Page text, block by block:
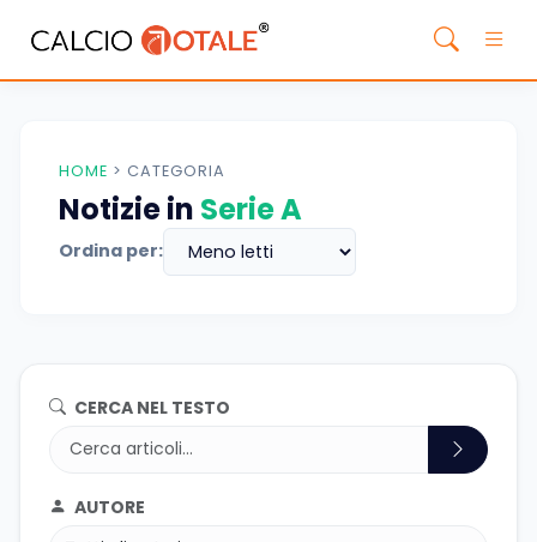
HOME > CATEGORIA
Notizie in Serie A
Ordina per:
CERCA NEL TESTO
AUTORE